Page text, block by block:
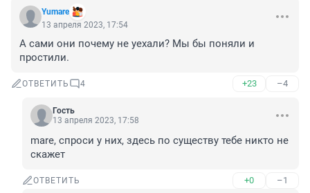
Yumare
13 апреля 2023, 17:54
А сами они почему не уехали? Мы бы поняли и
простили.
ОТВЕТИТЬ 4 +23 –4
Гость
13 апреля 2023, 17:58
mare, спроси у них, здесь по существу тебе никто не
скажет
ОТВЕТИТЬ +0 –1